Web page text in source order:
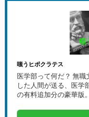
嗤うヒポクラテス
医学部って何だ？ 無
した人間が送る、医学
の有料追加分の豪華版。